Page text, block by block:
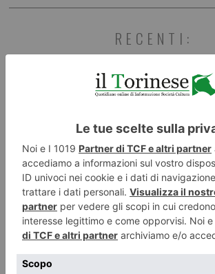
RECENTI: